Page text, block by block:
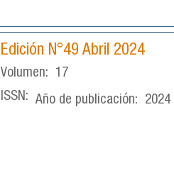
Edición N°49 Abril 2024
Volumen:
17
ISSN: Año de publicación: 2024